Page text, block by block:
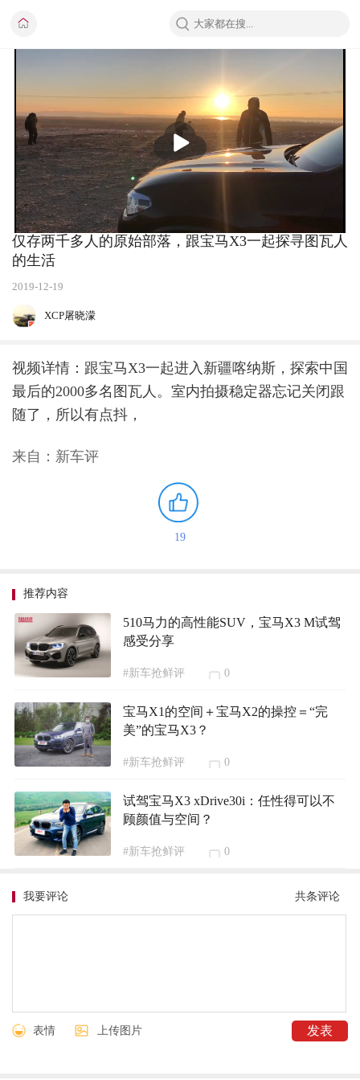
播
放
仅存两千多人的原始部落，跟宝马X3一起探寻图瓦人
的生活
2019-12-19
XCP屠晓濛
视频详情：跟宝马X3一起进入新疆喀纳斯，探索中国
最后的2000多名图瓦人。室内拍摄稳定器忘记关闭跟
随了，所以有点抖，
来自：新车评
19
推荐内容
510马力的高性能SUV，宝马X3 M试驾
感受分享
#新车抢鲜评 0
宝马X1的空间＋宝马X2的操控＝“完
美”的宝马X3？
#新车抢鲜评 0
试驾宝马X3 xDrive30i：任性得可以不
顾颜值与空间？
#新车抢鲜评 0
共条评论
我要评论
表情 上传图片